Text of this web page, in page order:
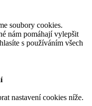
soubory cookies.
nám pomáhají vylepšit
s používáním všech
nastavení cookies níže.